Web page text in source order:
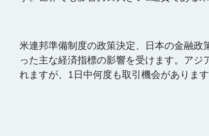
米連邦準備制度の政策決定、日本の金融政
った主な経済指標の影響を受けます。アジ
れますが、1日中何度も取引機会があります